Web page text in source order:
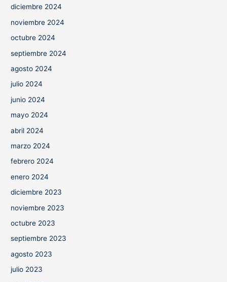
diciembre 2024
noviembre 2024
octubre 2024
septiembre 2024
agosto 2024
julio 2024
junio 2024
mayo 2024
abril 2024
marzo 2024
febrero 2024
enero 2024
diciembre 2023
noviembre 2023
octubre 2023
septiembre 2023
agosto 2023
julio 2023